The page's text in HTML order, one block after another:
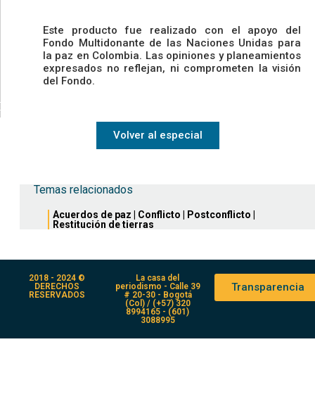
Este producto fue realizado con el apoyo del
Fondo Multidonante de las Naciones Unidas para
la paz en Colombia. Las opiniones y planeamientos
expresados no reflejan, ni comprometen la visión
del Fondo.
Volver al especial
Temas relacionados
Acuerdos de paz | Conflicto | Postconflicto |
Restitución de tierras
2018 - 2024 ©
DERECHOS
RESERVADOS
La casa del
periodismo - Calle 39
# 20-30 - Bogotá
(Col) / (+57) 320
8994165 - (601)
3088995
Transparencia